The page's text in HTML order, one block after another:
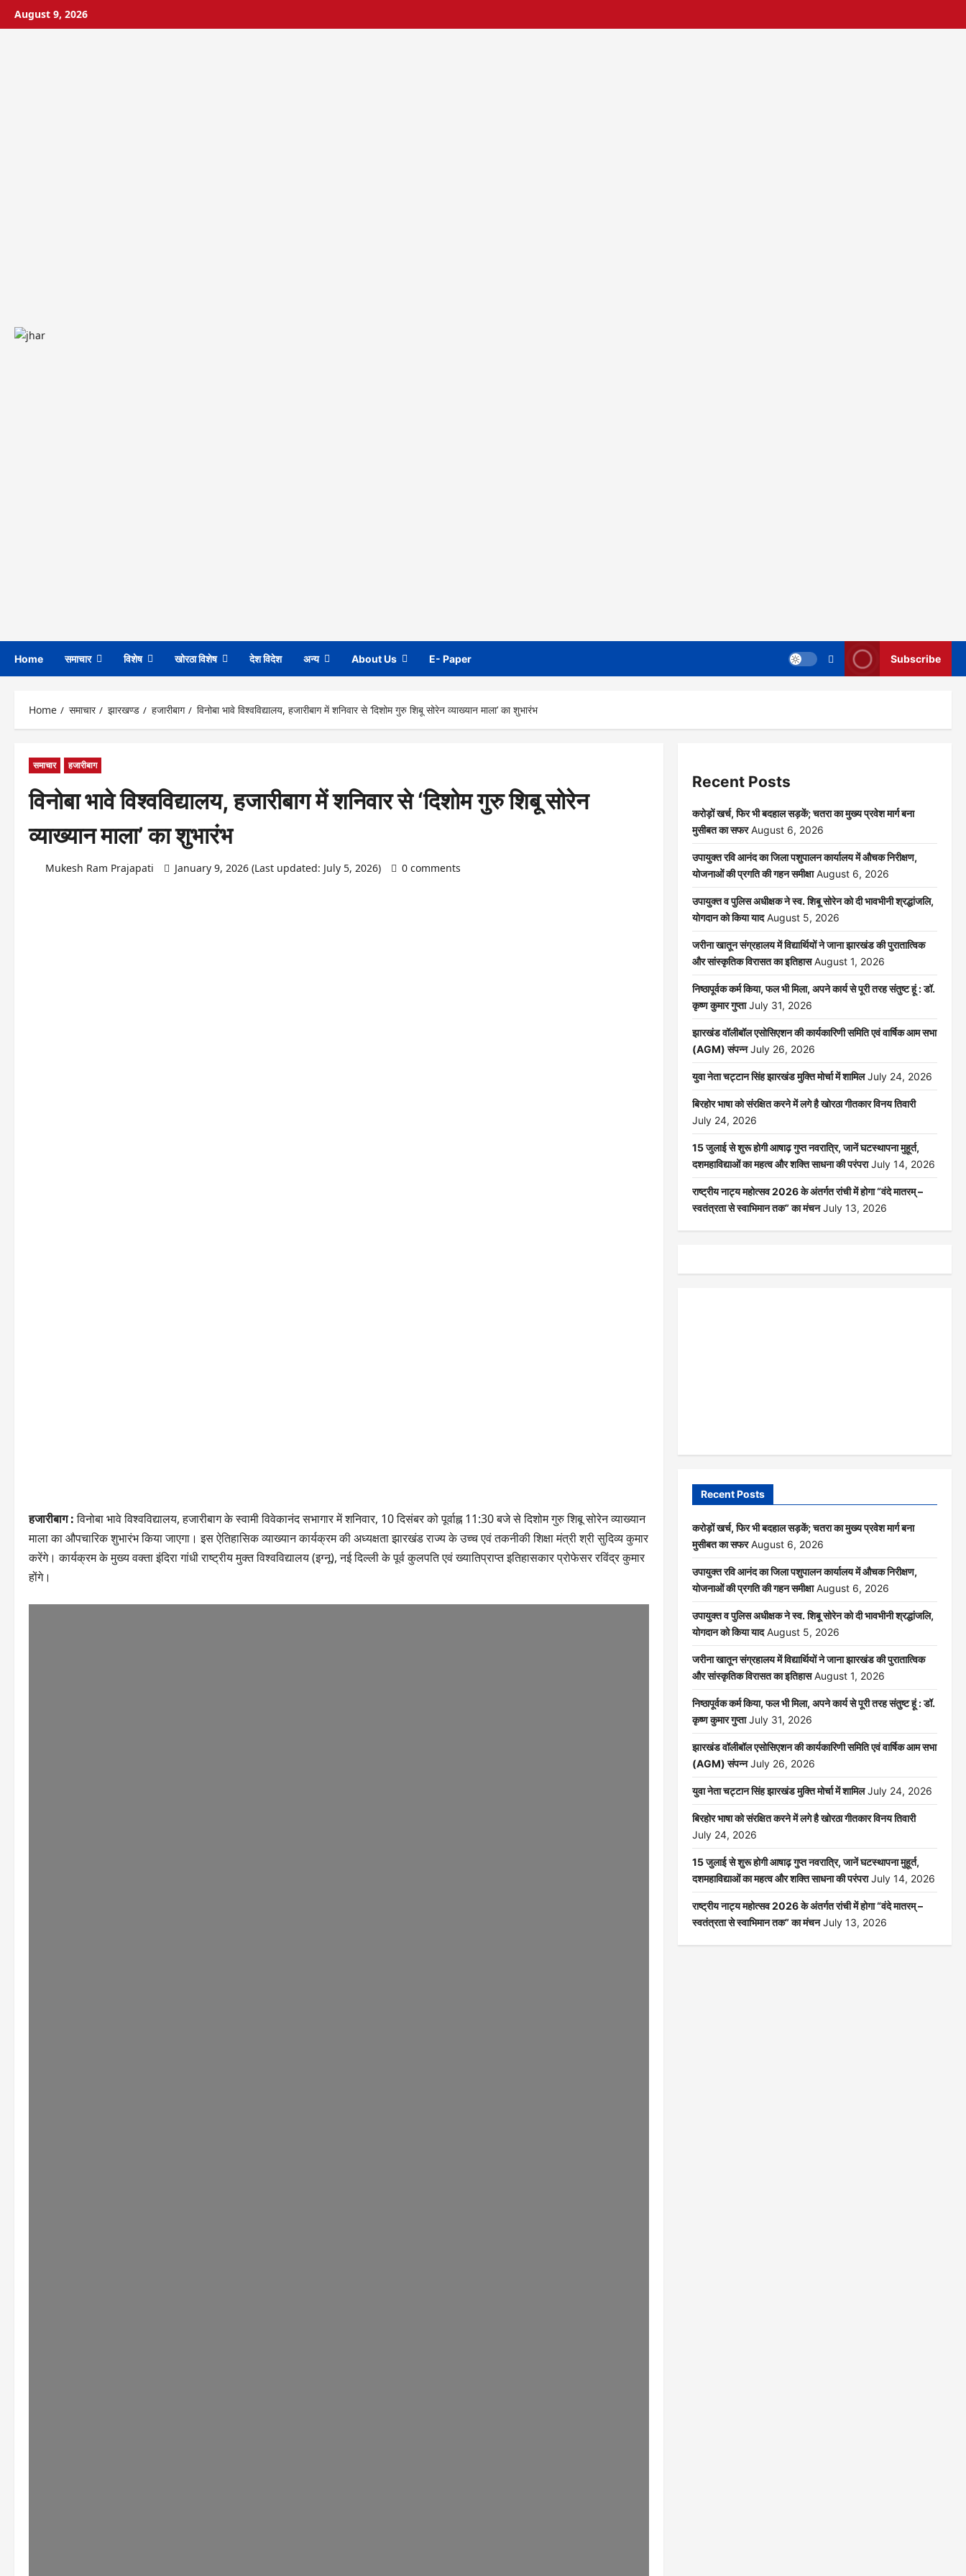
SkipAugust 9, 2026
Home समाचार विशेष खोरठा विशेष देश विदेश अन्य About Us E- Paper Subscribe
Home समाचार झारखण्ड हजारीबाग विनोबा भावे विश्वविद्यालय, हजारीबाग में शनिवार से ‘दिशोम गुरु शिबू सोरेन व्याख्यान माला’ का शुभारंभ
समाचार हजारीबाग
विनोबा भावे विश्वविद्यालय, हजारीबाग में शनिवार से ‘दिशोम गुरु शिबू सोरेन
व्याख्यान माला’ का शुभारंभ
Mukesh Ram Prajapati January 9, 2026 (Last updated: July 5, 2026) 0 comments
हजारीबाग :विनोबा भावे विश्वविद्यालय, हजारीबाग के स्वामी विवेकानंद सभागार में शनिवार, 10 दिसंबर को पूर्वाह्न 11:30 बजे से दिशोम गुरु शिबू सोरेन व्याख्यान
माला का औपचारिक शुभारंभ किया जाएगा। इस ऐतिहासिक व्याख्यान कार्यक्रम की अध्यक्षता झारखंड राज्य के उच्च एवं तकनीकी शिक्षा मंत्री श्री सुदिव्य कुमार
करेंगे। कार्यक्रम के मुख्य वक्ता इंदिरा गांधी राष्ट्रीय मुक्त विश्वविद्यालय (इग्नू), नई दिल्ली के पूर्व कुलपति एवं ख्यातिप्राप्त इतिहासकार प्रोफेसर रविंद्र कुमार
होंगे।
Recent Posts
करोड़ों खर्च, फिर भी बदहाल सड़कें; चतरा का मुख्य प्रवेश मार्ग बना
मुसीबत का सफर August 6, 2026
उपायुक्त रवि आनंद का जिला पशुपालन कार्यालय में औचक निरीक्षण,
योजनाओं की प्रगति की गहन समीक्षा August 6, 2026
उपायुक्त व पुलिस अधीक्षक ने स्व. शिबू सोरेन को दी भावभीनी श्रद्धांजलि,
योगदान को किया याद August 5, 2026
जरीना खातून संग्रहालय में विद्यार्थियों ने जाना झारखंड की पुरातात्विक
और सांस्कृतिक विरासत का इतिहास August 1, 2026
निष्ठापूर्वक कर्म किया, फल भी मिला, अपने कार्य से पूरी तरह संतुष्ट हूं : डॉ.
कृष्ण कुमार गुप्ता July 31, 2026
झारखंड वॉलीबॉल एसोसिएशन की कार्यकारिणी समिति एवं वार्षिक आम सभा
(AGM) संपन्न July 26, 2026
युवा नेता चट्टान सिंह झारखंड मुक्ति मोर्चा में शामिल July 24, 2026
बिरहोर भाषा को संरक्षित करने में लगे है खोरठा गीतकार विनय तिवारी
July 24, 2026
15 जुलाई से शुरू होगी आषाढ़ गुप्त नवरात्रि, जानें घटस्थापना मुहूर्त,
दशमहाविद्याओं का महत्व और शक्ति साधना की परंपरा July 14, 2026
राष्ट्रीय नाट्य महोत्सव 2026 के अंतर्गत रांची में होगा “वंदे मातरम् –
स्वतंत्रता से स्वाभिमान तक” का मंचन July 13, 2026
Recent Posts
करोड़ों खर्च, फिर भी बदहाल सड़कें; चतरा का मुख्य प्रवेश मार्ग बना
मुसीबत का सफर August 6, 2026
उपायुक्त रवि आनंद का जिला पशुपालन कार्यालय में औचक निरीक्षण,
योजनाओं की प्रगति की गहन समीक्षा August 6, 2026
उपायुक्त व पुलिस अधीक्षक ने स्व. शिबू सोरेन को दी भावभीनी श्रद्धांजलि,
योगदान को किया याद August 5, 2026
जरीना खातून संग्रहालय में विद्यार्थियों ने जाना झारखंड की पुरातात्विक
और सांस्कृतिक विरासत का इतिहास August 1, 2026
निष्ठापूर्वक कर्म किया, फल भी मिला, अपने कार्य से पूरी तरह संतुष्ट हूं : डॉ.
कृष्ण कुमार गुप्ता July 31, 2026
झारखंड वॉलीबॉल एसोसिएशन की कार्यकारिणी समिति एवं वार्षिक आम सभा
(AGM) संपन्न July 26, 2026
युवा नेता चट्टान सिंह झारखंड मुक्ति मोर्चा में शामिल July 24, 2026
बिरहोर भाषा को संरक्षित करने में लगे है खोरठा गीतकार विनय तिवारी
July 24, 2026
15 जुलाई से शुरू होगी आषाढ़ गुप्त नवरात्रि, जानें घटस्थापना मुहूर्त,
दशमहाविद्याओं का महत्व और शक्ति साधना की परंपरा July 14, 2026
राष्ट्रीय नाट्य महोत्सव 2026 के अंतर्गत रांची में होगा “वंदे मातरम् –
स्वतंत्रता से स्वाभिमान तक” का मंचन July 13, 2026